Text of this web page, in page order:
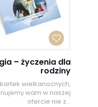
– życzenia dla
rodziny
wielkanocnych,
wam w naszej
ofercie nie z...